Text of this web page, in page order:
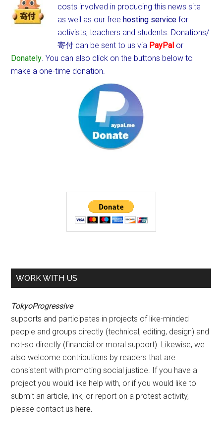
costs involved in producing this news site
as well as our freehosting service for
activists, teachers and students. Donations/
寄付 can be sent to us via PayPal or
Donately. You can also click on the buttons below to
make a one-time donation.
WORK WITH US
TokyoProgressive
supports and participates in projects of like-minded
people and groups directly (technical, editing, design) and
not-so directly (financial or moral support). Likewise, we
also welcome contributions by readers that are
consistent with promoting social justice. If you have a
project you would like help with, or if you would like to
submit an article, link, or report on a protest activity,
please contact ushere.